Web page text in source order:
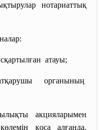
нотариаттық
атауы;
органының
акцияларымен
қоса алғанда,